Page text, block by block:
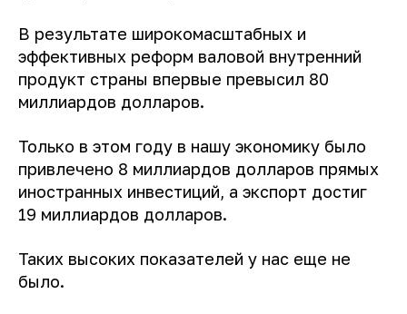
В результате широкомасштабных и
эффективных реформ валовой внутренний
продукт страны впервые превысил 80
миллиардов долларов.
Только в этом году в нашу экономику было
привлечено 8 миллиардов долларов прямых
иностранных инвестиций, а экспорт достиг
19 миллиардов долларов.
Таких высоких показателей у нас еще не
было.